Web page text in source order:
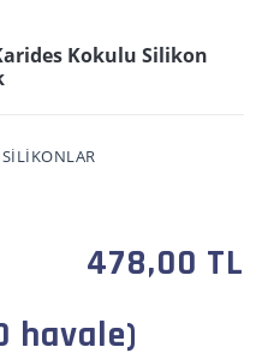
Kokulu Silikon
478,00 TL
havale)